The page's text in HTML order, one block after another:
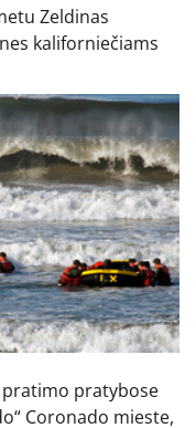
Zeldinas
kaliforniečiams
pratimo pratybose
Coronado mieste,